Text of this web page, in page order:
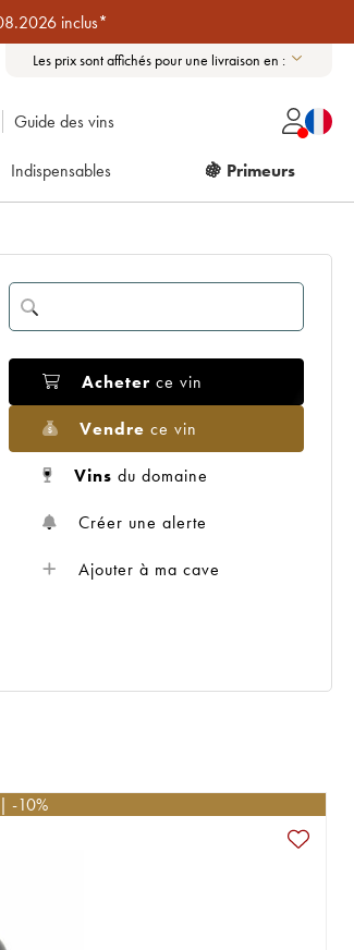
inclus*
Les prix sont affichés pour une livraison en :
Guide des vins
Indispensables 🍇 Primeurs
Acheter ce vin
Vendre ce vin
Vins du domaine
Créer une alerte
Ajouter à ma cave
-10%